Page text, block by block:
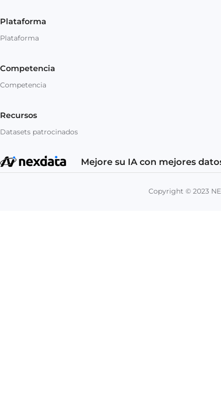
Plataforma
Plataforma
Competencia
Competencia
Recursos
Datasets patrocinados
Mejore su IA con mejores
Copyright © 2023